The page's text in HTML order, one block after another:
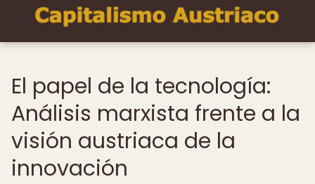
El papel de la tecnología:
Análisis marxista frente a la
visión austriaca de la
innovación